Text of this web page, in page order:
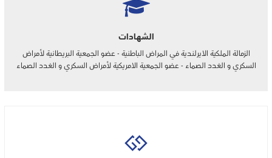
الشهادات
الزمالة الملكية الايرلندية في المراض الباطنية - عضو الجمعية البريطانية لأمراض
السكري و الغدد الصماء - عضو الجمعية الامريكية لأمراض السكري و الغدد الصماء